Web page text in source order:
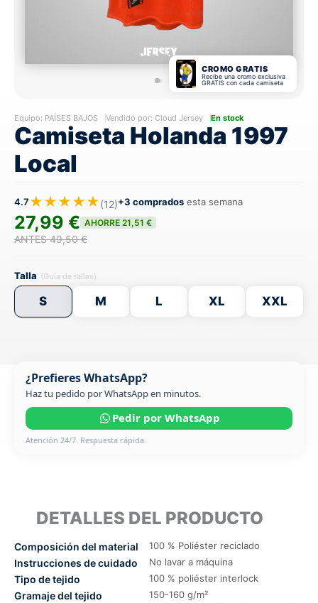
CROMO GRATIS
Recibe una cromo exclusiva
GRATIS con cada camiseta
Equipo: PAÍSES BAJOS Vendido por: Cloud Jersey En stock
Camiseta Holanda 1997
Local
4.7★★★★★(12)+3 comprados esta semana
27,99 € AHORRE 21,51 €
ANTES 49,50 €
Talla (Guía de tallas)
S M L XL XXL
¿Prefieres WhatsApp?
Haz tu pedido por WhatsApp en minutos.
Pedir por WhatsApp
Atención 24/7. Respuesta rápida.
DETALLES DEL PRODUCTO
Composición del material 100 % Poliéster reciclado
Instrucciones de cuidado No lavar a máquina
Tipo de tejido 100 % poliéster interlock
Gramaje del tejido 150-160 g/m²